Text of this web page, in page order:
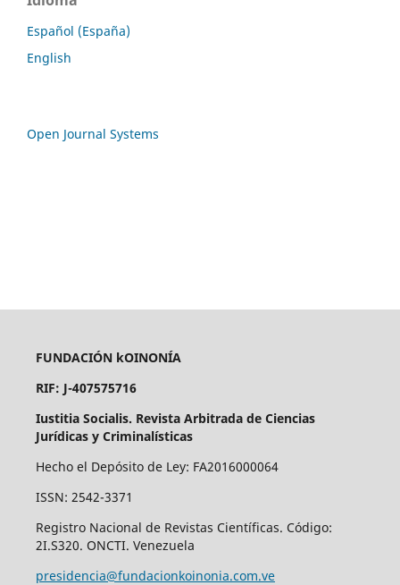
Español (España)
English
Open Journal Systems
FUNDACIÓN kOINONÍA
RIF: J-407575716
Iustitia Socialis. Revista Arbitrada de Ciencias
Jurídicas y Criminalísticas
Hecho el Depósito de Ley: FA2016000064
ISSN: 2542-3371
Registro Nacional de Revistas Científicas. Código:
2I.S320. ONCTI. Venezuela
presidencia@fundacionkoinonia.com.ve